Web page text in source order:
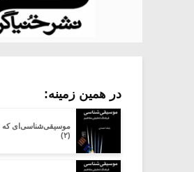
در همین زمینه:
موسیقی‌شناسی‌ای که
(۲)